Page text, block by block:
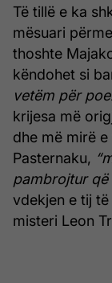
Të tillë e ka
mësuari
thoshte
këndohet si
vetëm për
krijesa më
dhe më mirë
Pasternaku,
pambrojtur që
vdekjen e tij
misteri Leon